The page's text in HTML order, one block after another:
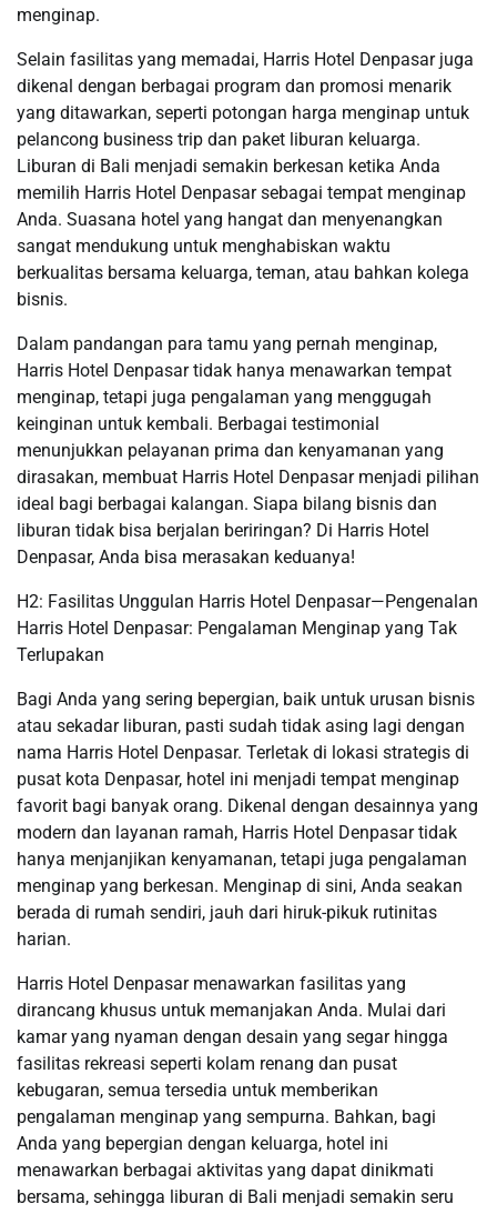
menginap.
Selain fasilitas yang memadai, Harris Hotel Denpasar juga
dikenal dengan berbagai program dan promosi menarik
yang ditawarkan, seperti potongan harga menginap untuk
pelancong business trip dan paket liburan keluarga.
Liburan di Bali menjadi semakin berkesan ketika Anda
memilih Harris Hotel Denpasar sebagai tempat menginap
Anda. Suasana hotel yang hangat dan menyenangkan
sangat mendukung untuk menghabiskan waktu
berkualitas bersama keluarga, teman, atau bahkan kolega
bisnis.
Dalam pandangan para tamu yang pernah menginap,
Harris Hotel Denpasar tidak hanya menawarkan tempat
menginap, tetapi juga pengalaman yang menggugah
keinginan untuk kembali. Berbagai testimonial
menunjukkan pelayanan prima dan kenyamanan yang
dirasakan, membuat Harris Hotel Denpasar menjadi pilihan
ideal bagi berbagai kalangan. Siapa bilang bisnis dan
liburan tidak bisa berjalan beriringan? Di Harris Hotel
Denpasar, Anda bisa merasakan keduanya!
H2: Fasilitas Unggulan Harris Hotel Denpasar—Pengenalan
Harris Hotel Denpasar: Pengalaman Menginap yang Tak
Terlupakan
Bagi Anda yang sering bepergian, baik untuk urusan bisnis
atau sekadar liburan, pasti sudah tidak asing lagi dengan
nama Harris Hotel Denpasar. Terletak di lokasi strategis di
pusat kota Denpasar, hotel ini menjadi tempat menginap
favorit bagi banyak orang. Dikenal dengan desainnya yang
modern dan layanan ramah, Harris Hotel Denpasar tidak
hanya menjanjikan kenyamanan, tetapi juga pengalaman
menginap yang berkesan. Menginap di sini, Anda seakan
berada di rumah sendiri, jauh dari hiruk-pikuk rutinitas
harian.
Harris Hotel Denpasar menawarkan fasilitas yang
dirancang khusus untuk memanjakan Anda. Mulai dari
kamar yang nyaman dengan desain yang segar hingga
fasilitas rekreasi seperti kolam renang dan pusat
kebugaran, semua tersedia untuk memberikan
pengalaman menginap yang sempurna. Bahkan, bagi
Anda yang bepergian dengan keluarga, hotel ini
menawarkan berbagai aktivitas yang dapat dinikmati
bersama, sehingga liburan di Bali menjadi semakin seru